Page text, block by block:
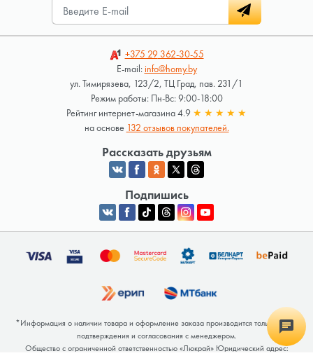
+375 29362-30-55
E-mail:info@homy.by
ул. Тимирязева, 123/2, ТЦ Град, пав. 231/1
Режим работы: Пн-Вс: 9:00-18:00
Рейтинг интернет-магазина 4.9 ★ ★ ★ ★ ★
на основе 132 отзывов покупателей.
Рассказать друзьям
Подпишись
*Информация о наличии товара и оформление заказа производится только после
подтверждения и согласования с менеджером.
Общество с ограниченной ответственностью «Люкрай» Юридический адрес: